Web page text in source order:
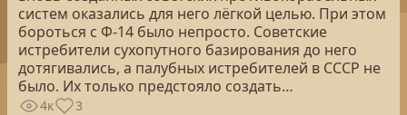
систем оказались для него лёгкой целью. При этом
бороться с Ф-14 было непросто. Советские
истребители сухопутного базирования до него
дотягивались, а палубных истребителей в СССР не
было. Их только предстояло создать…
4к 3